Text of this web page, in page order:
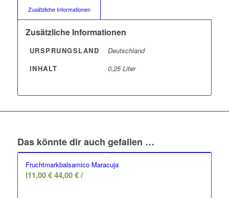
Zusätzliche Informationen
Zusätzliche Informationen
URSPRUNGSLAND
Deutschland
INHALT
0,25 Liter
Das könnte dir auch gefallen …
Fruchtmarkbalsamico Maracuja
11,00€ 44,00€/
l